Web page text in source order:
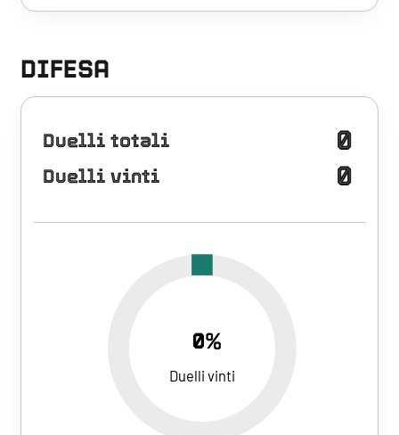
DIFESA
Duelli totali 0
Duelli vinti 0
0%
Duelli vinti